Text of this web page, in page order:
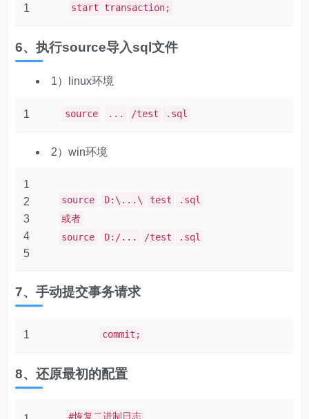
1 start transaction;
6、执行source导入sql文件
1）linux环境
1 source ... /test .sql
2）win环境
1
2
3
4
5
source D:\...\ test
.sql
或者
source
D:/... /test .sql
7、手动提交事务请求
1 commit;
8、还原最初的配置
#恢复二进制日志